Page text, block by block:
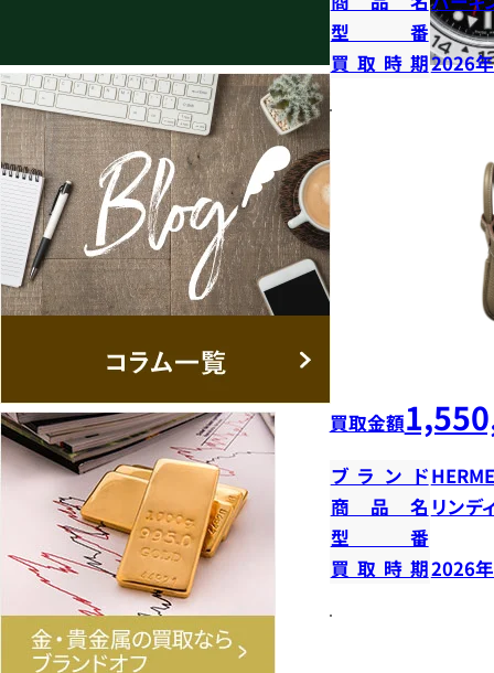
型番
買取時期2026
買取金額
ブランド
商品名 リンデ
型番
買取時期2026